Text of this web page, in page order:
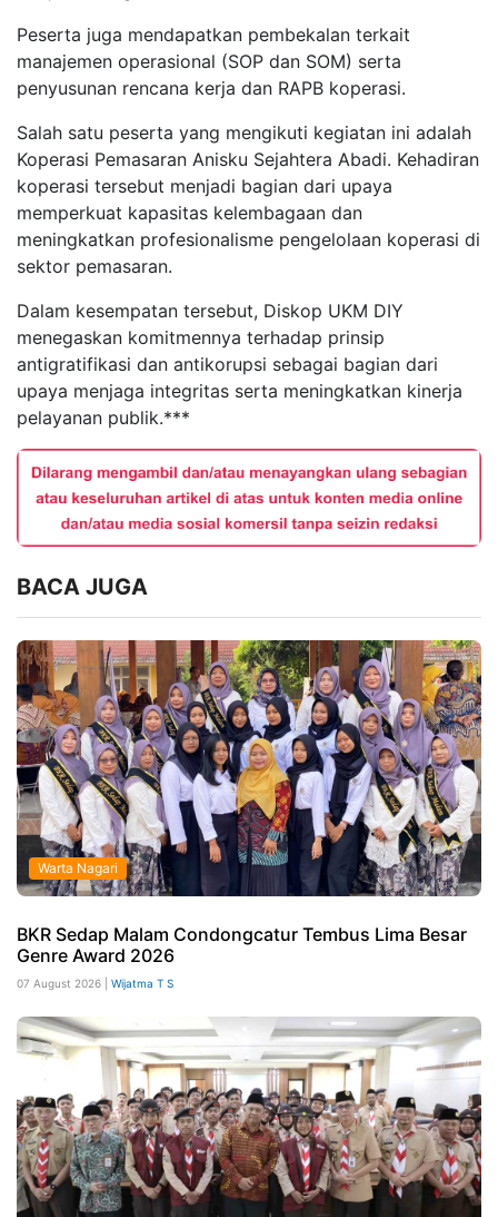
Peserta juga mendapatkan pembekalan terkait
manajemen operasional (SOP dan SOM) serta
penyusunan rencana kerja dan RAPB koperasi.
Salah satu peserta yang mengikuti kegiatan ini adalah
Koperasi Pemasaran Anisku Sejahtera Abadi. Kehadiran
koperasi tersebut menjadi bagian dari upaya
memperkuat kapasitas kelembagaan dan
meningkatkan profesionalisme pengelolaan koperasi di
sektor pemasaran.
Dalam kesempatan tersebut, Diskop UKM DIY
menegaskan komitmennya terhadap prinsip
antigratifikasi dan antikorupsi sebagai bagian dari
upaya menjaga integritas serta meningkatkan kinerja
pelayanan publik.***
BACA JUGA
Warta Nagari
BKR Sedap Malam Condongcatur Tembus Lima Besar
Genre Award 2026
07 August 2026 | Wijatma T S